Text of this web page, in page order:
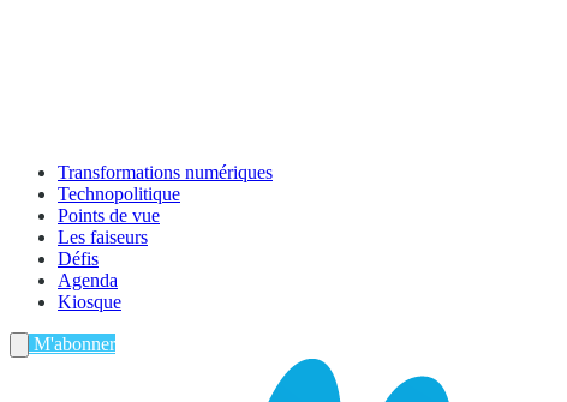
Transformations numériques
Technopolitique
Points de vue
Les faiseurs
Défis
Agenda
Kiosque
M'abonner